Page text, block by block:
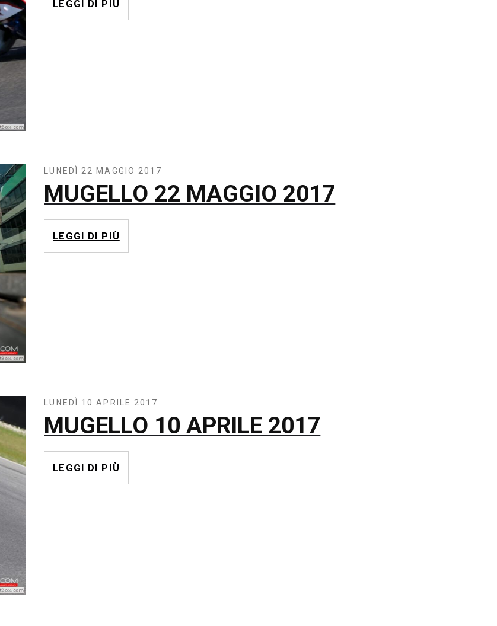
LEGGI DI PIÙ
LUNEDÌ 22 MAGGIO 2017
MUGELLO 22 MAGGIO 2017
LEGGI DI PIÙ
LUNEDÌ 10 APRILE 2017
MUGELLO 10 APRILE 2017
LEGGI DI PIÙ